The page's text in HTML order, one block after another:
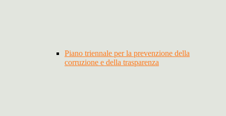
Piano triennale per la prevenzione della
corruzione e della trasparenza